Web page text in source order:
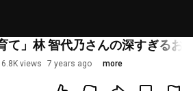
て」林 智代乃さんの深すぎる
6.8K views 7 years ago more